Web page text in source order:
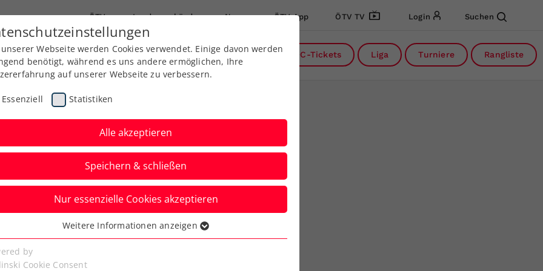
ÖTV Landesverbände News ÖTV App ÖTV TV Login Suchen
Ausbildung Services Über uns DC-Tickets Liga Turniere Rangliste
gegen Finnland
Besetzung
Webseite werden Cookies verwendet. Einige davon werden
benötigt, während es uns andere ermöglichen, Ihre
auf unserer Webseite zu verbessern.
Essenziell Statistiken
Alle akzeptieren
Speichern & schließen
Nur essenzielle Cookies akzeptieren
Cookies werden für grundlegende Funktionen der
benötigt. Dadurch ist gewährleistet, dass die Webseite
Weitere Informationen anzeigen
by
Cookie Consent